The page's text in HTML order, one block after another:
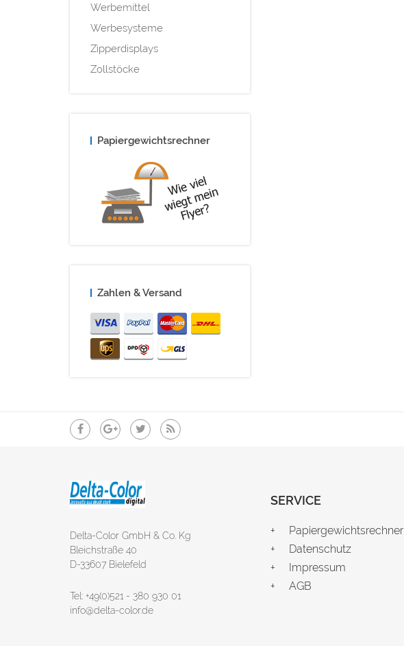
Werbemittel
Werbesysteme
Zipperdisplays
Zollstöcke
Papiergewichtsrechner
Zahlen & Versand
Delta-Color GmbH & Co. Kg
Bleichstraße 40
D-33607 Bielefeld
Tel: +49(0)521 - 380 930 01
info@delta-color.de
SERVICE
Papiergewichtsrechner
Datenschutz
Impressum
AGB